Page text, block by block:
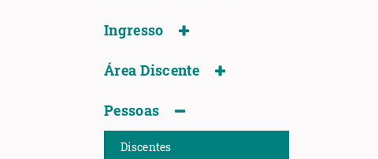
Ingresso
Área Discente
Pessoas
Discentes